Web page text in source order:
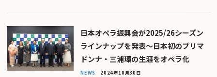
日本オペラ振興会が2025/26シーズン
ラインナップを発表〜日本初のプリマ
ドンナ・三浦環の生涯をオペラ化
NEWS 2024年10月30日